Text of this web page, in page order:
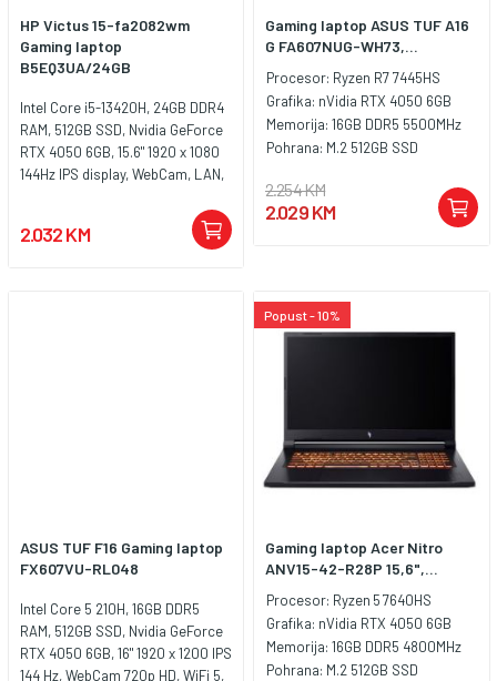
HP Victus 15-fa2082wm
Gaming laptop
B5EQ3UA/24GB
Intel Core i5-13420H, 24GB DDR4
RAM, 512GB SSD, Nvidia GeForce
RTX 4050 6GB, 15.6" 1920 x 1080
144Hz IPS display, WebCam, LAN,
1x USB Type-A 5Gbps signaling
rate (HP Sleep and Charge), 1x
2.032 KM
Gaming laptop ASUS TUF A16
G FA607NUG-WH73,...
Procesor: Ryzen R7 7445HS
Grafika: nVidia RTX 4050 6GB
Memorija: 16GB DDR5 5500MHz
Pohrana: M.2 512GB SSD
2.254 KM
2.029 KM
ASUS TUF F16 Gaming laptop
FX607VU-RL048
Intel Core 5 210H, 16GB DDR5
RAM, 512GB SSD, Nvidia GeForce
RTX 4050 6GB, 16" 1920 x 1200 IPS
144 Hz, WebCam 720p HD, WiFi 5,
Popust - 10%
Gaming laptop Acer Nitro
ANV15-42-R28P 15,6",...
Procesor: Ryzen 5 7640HS
Grafika: nVidia RTX 4050 6GB
Memorija: 16GB DDR5 4800MHz
Pohrana: M.2 512GB SSD